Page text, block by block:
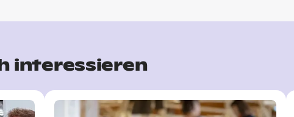
interessieren